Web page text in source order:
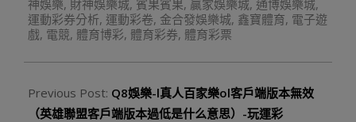
神娛樂, 財神娛樂城, 賓果賓果, 贏家娛樂城, 通博娛樂城,
運動彩券分析, 運動彩卷, 金合發娛樂城, 鑫寶體育, 電子遊
戲, 電競, 體育博彩, 體育彩券, 體育彩票
Previous Post: Q8娛樂-l真人百家樂ol客戶端版本無效
（英雄聯盟客戶端版本過低是什么意思）-玩運彩